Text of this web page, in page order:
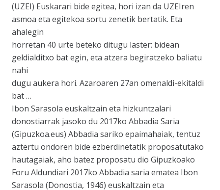
(UZEI) Euskarari bide egitea, hori izan da UZEIren
asmoa eta egitekoa sortu zenetik bertatik. Eta
ahalegin
horretan 40 urte beteko ditugu laster: bidean
geldialditxo bat egin, eta atzera begiratzeko baliatu
nahi
dugu aukera hori. Azaroaren 27an omenaldi-ekitaldi
bat …
Ibon Sarasola euskaltzain eta hizkuntzalari
donostiarrak jasoko du 2017ko Abbadia Saria
(Gipuzkoa.eus) Abbadia sariko epaimahaiak, tentuz
aztertu ondoren bide ezberdinetatik proposatutako
hautagaiak, aho batez proposatu dio Gipuzkoako
Foru Aldundiari 2017ko Abbadia saria ematea Ibon
Sarasola (Donostia, 1946) euskaltzain eta